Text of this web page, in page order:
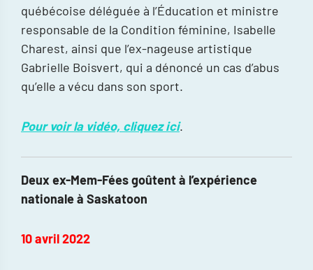
québécoise déléguée à l’Éducation et ministre
responsable de la Condition féminine, Isabelle
Charest, ainsi que l’ex-nageuse artistique
Gabrielle Boisvert, qui a dénoncé un cas d’abus
qu’elle a vécu dans son sport.
Pour voir la vidéo, cliquez ici.
Deux ex-Mem-Fées goûtent à l’expérience
nationale à Saskatoon
10 avril 2022